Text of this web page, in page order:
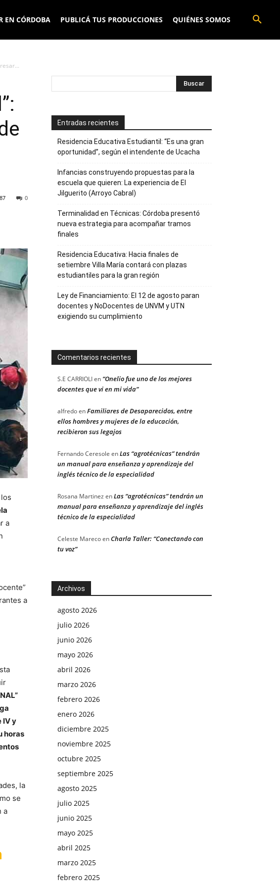
EN CÓRDOBA PUBLICÁ TUS PRODUCCIONES QUIÉNES SOMOS
0
a
a
IV y
horas
la
se
a
Entradas recientes
Residencia Educativa Estudiantil: “Es una gran
oportunidad”, según el intendente de Ucacha
Infancias construyendo propuestas para la
escuela que quieren: La experiencia de El
Jilguerito (Arroyo Cabral)
Terminalidad en Técnicas: Córdoba presentó
nueva estrategia para acompañar tramos
finales
Residencia Educativa: Hacia finales de
setiembre Villa María contará con plazas
estudiantiles para la gran región
Ley de Financiamiento: El 12 de agosto paran
docentes y NoDocentes de UNVM y UTN
exigiendo su cumplimiento
Comentarios recientes
S.E CARRIOLIen “Onelio fue uno de los mejores
docentes que vi en mi vida”
alfredoenFamiliares de Desaparecidos, entre
ellos hombres y mujeres de la educación,
recibieron sus legajos
Fernando Ceresole enLas “agrotécnicas” tendrán
un manual para enseñanza y aprendizaje del
inglés técnico de la especialidad
Rosana Martinez enLas “agrotécnicas” tendrán un
manual para enseñanza y aprendizaje del inglés
técnico de la especialidad
Celeste MarecoenCharla Taller: “Conectando con
tu voz”
Archivos
agosto 2026
julio 2026
junio 2026
mayo 2026
abril 2026
marzo 2026
febrero 2026
enero 2026
diciembre 2025
noviembre 2025
octubre 2025
septiembre 2025
agosto 2025
julio 2025
junio 2025
mayo 2025
abril 2025
marzo 2025
febrero 2025